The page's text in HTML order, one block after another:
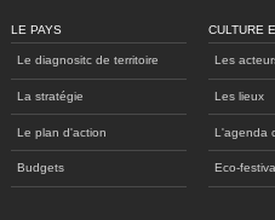
LE PAYS
Le diagnositc de territoire
La stratégie
Le plan d'action
Budgets
CULTURE
Les
Les lieux
L'agenda
Eco-